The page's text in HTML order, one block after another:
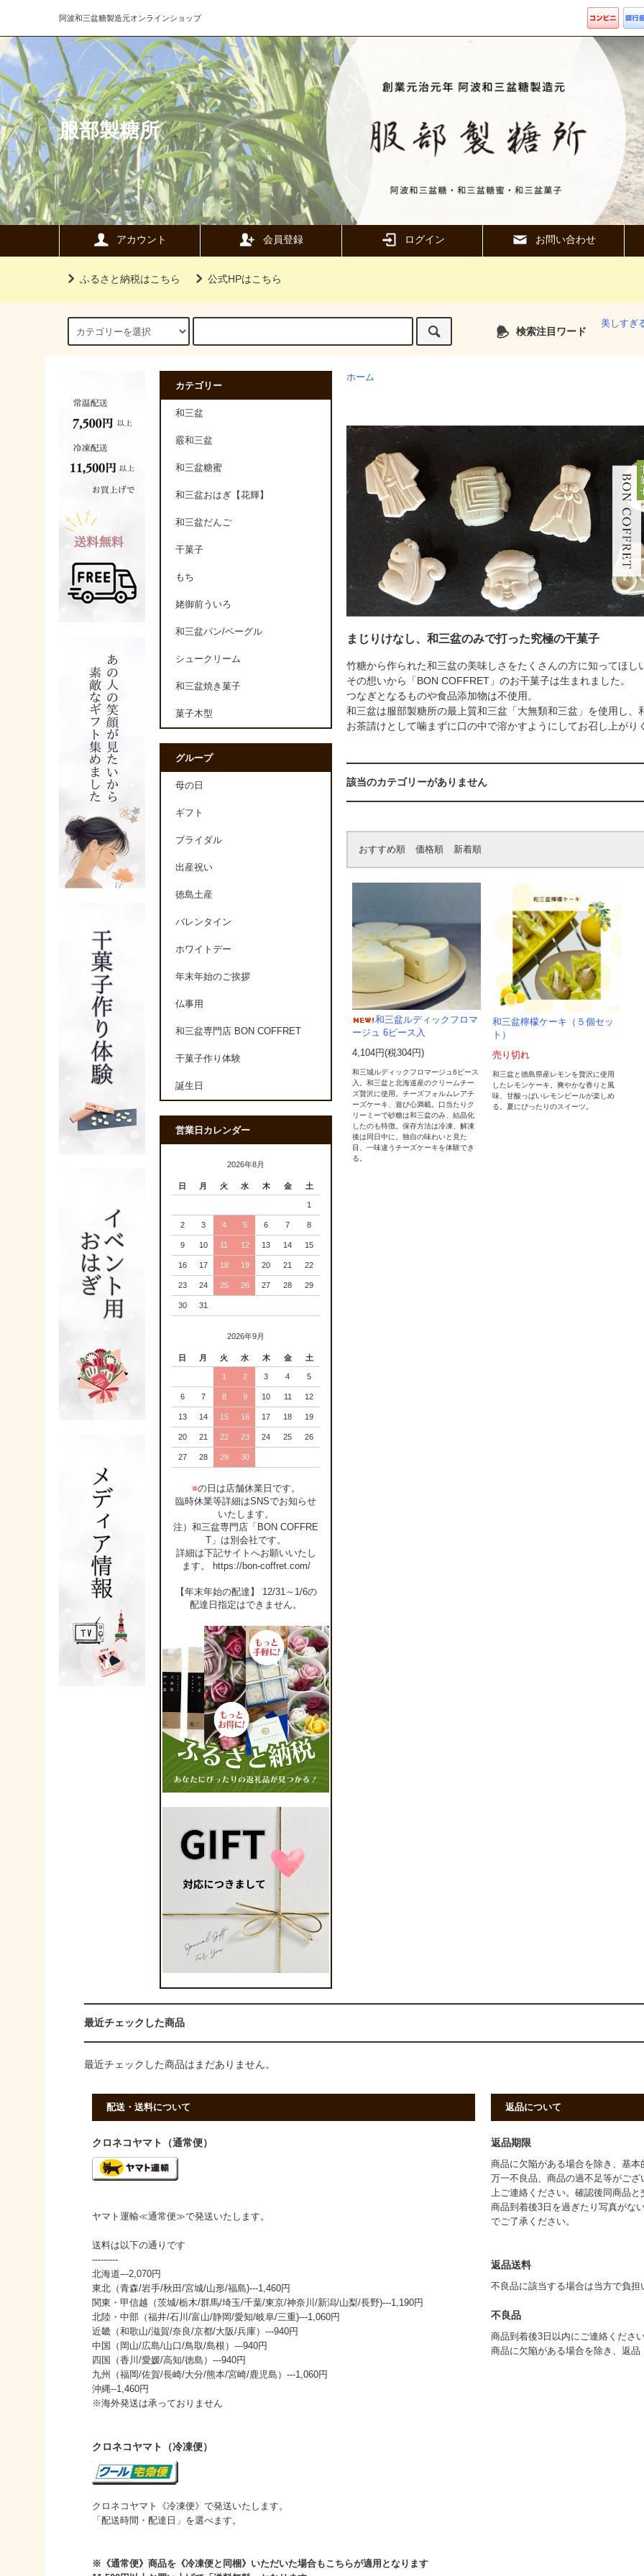
阿波和三盆糖製造元オンラインショップ
服部製糖所
アカウント 会員登録 ログイン お問い合わせ
ふるさと納税はこちら 公式HPはこちら
検索注目ワード
美しすぎ
ホーム
まじりけなし、和三盆のみで打った究極の干菓子
竹糖から作られた和三盆の美味しさをたくさんの方に知ってほし
その想いから「BON COFFRET」のお干菓子は生まれました。
つなぎとなるものや食品添加物は不使用。
和三盆は服部製糖所の最上質和三盆「大無類和三盆」を使用し、
お茶請けとして噛まずに口の中で溶かすようにしてお召し上がり
該当のカテゴリーがありません
おすすめ順 価格順 新着順
和三盆ルディックフロマ
ージュ 6ピース入
4,104円(税304円)
和三城ルディックフロマージュ6ピース
入。和三盆と北海道産のクリームチー
ズ贅沢に使用。チーズフォルムレアチ
ーズケーキ、遊び心満載。口当たりク
リーミーで砂糖は和三盆のみ、結晶化
したのも特徴。保存方法は冷凍、解凍
後は同日中に。独自の味わいと見た
目、一味違うチーズケーキを体験でき
る。
和三盆檸檬ケーキ（５個セッ
ト）
売り切れ
和三盆と徳島県産レモンを贅沢に使用
したレモンケーキ。爽やかな香りと風
味、甘酸っぱいレモンピールが楽しめ
る。夏にぴったりのスイーツ。
カテゴリー
和三盆
霰和三盆
和三盆糖蜜
和三盆おはぎ【花輝】
和三盆だんご
干菓子
もち
姥御前ういろ
和三盆パン/ベーグル
シュークリーム
和三盆焼き菓子
菓子木型
グループ
母の日
ギフト
ブライダル
出産祝い
徳島土産
バレンタイン
ホワイトデー
年末年始のご挨拶
仏事用
和三盆専門店 BON COFFRET
干菓子作り体験
誕生日
営業日カレンダー
2026年8月
日 月 火 水 木 金 土
1
2 3 4 5 6 7 8
9 10 11 12 13 14 15
16 17 18 19 20 21 22
23 24 25 26 27 28 29
30 31
2026年9月
日 月 火 水 木 金 土
1 2 3 4 5
6 7 8 9 10 11 12
13 14 15 16 17 18 19
20 21 22 23 24 25 26
27 28 29 30
■の日は店舗休業日です。
臨時休業等詳細はSNSでお知らせ
いたします。
注）和三盆専門店「BON COFFRE
T」は別会社です。
詳細は下記サイトへお願いいたし
ます。 https://bon-coffret.com/
【年末年始の配達】 12/31～1/6の
配達日指定はできません。
最近チェックした商品
最近チェックした商品はまだありません。
配送・送料について
クロネコヤマト（通常便）
ヤマト運輸≪通常便≫で発送いたします。
送料は以下の通りです
---------
北海道---2,070円
東北（青森/岩手/秋田/宮城/山形/福島)---1,460円
関東・甲信越（茨城/栃木/群馬/埼玉/千葉/東京/神奈川/新潟/山梨/長野)---1,190円
北陸・中部（福井/石川/富山/静岡/愛知/岐阜/三重)---1,060円
近畿（和歌山/滋賀/奈良/京都/大阪/兵庫）---940円
中国（岡山/広島/山口/鳥取/島根）---940円
四国（香川/愛媛/高知/徳島）---940円
九州（福岡/佐賀/長崎/大分/熊本/宮崎/鹿児島）---1,060円
沖縄--1,460円
※海外発送は承っておりません
クロネコヤマト（冷凍便）
クロネコヤマト《冷凍便》で発送いたします。
「配送時間・配達日」を選べます。
※《通常便》商品を《冷凍便と同梱》いただいた場合もこちらが適用となります
返品について
返品期限
商品に欠陥がある場合を除き、基本
万一不良品、商品の過不足等がご
上ご連絡ください。確認後同商品と
商品到着後3日を過ぎたり写真がな
でご了承ください。
返品送料
不良品に該当する場合は当方で負担
不良品
商品到着後3日以内にご連絡ください
商品に欠陥がある場合を除き、返